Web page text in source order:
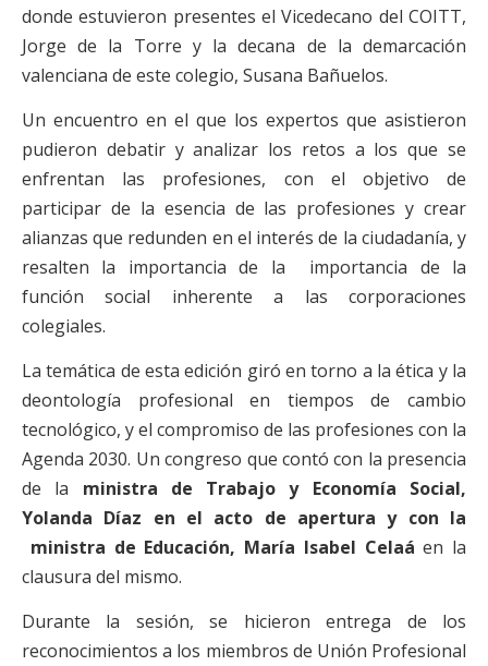
donde estuvieron presentes el Vicedecano del COITT,
Jorge de la Torre y la decana de la demarcación
valenciana de este colegio, Susana Bañuelos.
Un encuentro en el que los expertos que asistieron
pudieron debatir y analizar los retos a los que se
enfrentan las profesiones, con el objetivo de
participar de la esencia de las profesiones y crear
alianzas que redunden en el interés de la ciudadanía, y
resalten la importancia de la importancia de la
función social inherente a las corporaciones
colegiales.
La temática de esta edición giró en torno a la ética y la
deontología profesional en tiempos de cambio
tecnológico, y el compromiso de las profesiones con la
Agenda 2030. Un congreso que contó con la presencia
de la ministra de Trabajo y Economía Social,
Yolanda Díaz en el acto de apertura y con la
ministra de Educación, María Isabel Celaáen la
clausura del mismo.
Durante la sesión, se hicieron entrega de los
reconocimientos a los miembros de Unión Profesional